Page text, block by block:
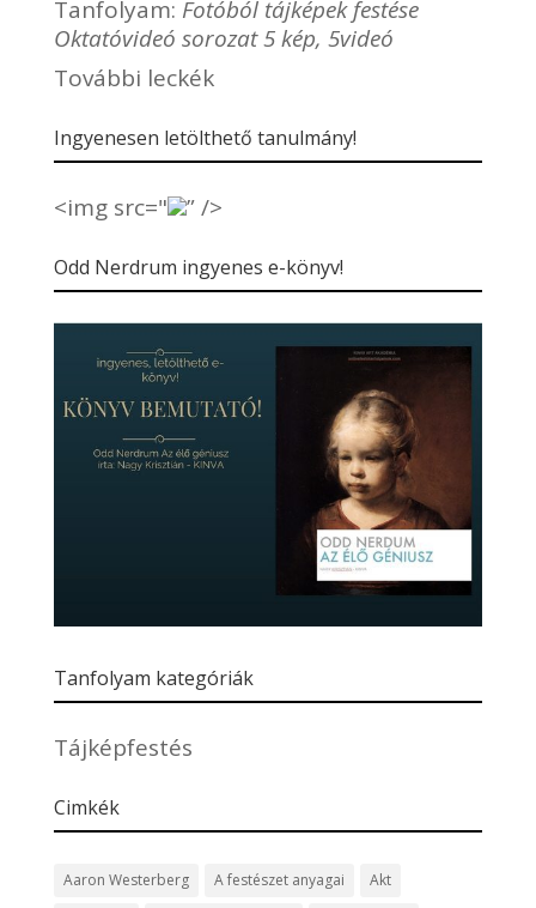
Tanfolyam: Fotóból tájképek festése
Oktatóvideó sorozat 5 kép, 5videó
További leckék
Ingyenesen letölthető tanulmány!
<img src=" ” />
Odd Nerdrum ingyenes e-könyv!
Tanfolyam kategóriák
Tájképfestés
Cimkék
Aaron Westerberg A festészet anyagai
Akt